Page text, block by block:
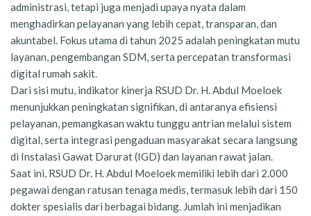
administrasi, tetapi juga menjadi upaya nyata dalam
menghadirkan pelayanan yang lebih cepat, transparan, dan
akuntabel. Fokus utama di tahun 2025 adalah peningkatan mutu
layanan, pengembangan SDM, serta percepatan transformasi
digital rumah sakit.
Dari sisi mutu, indikator kinerja RSUD Dr. H. Abdul Moeloek
menunjukkan peningkatan signifikan, di antaranya efisiensi
pelayanan, pemangkasan waktu tunggu antrian melalui sistem
digital, serta integrasi pengaduan masyarakat secara langsung
di Instalasi Gawat Darurat (IGD) dan layanan rawat jalan.
Saat ini, RSUD Dr. H. Abdul Moeloek memiliki lebih dari 2.000
pegawai dengan ratusan tenaga medis, termasuk lebih dari 150
dokter spesialis dari berbagai bidang. Jumlah ini menjadikan